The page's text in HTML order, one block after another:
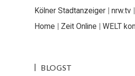
Kölner Stadtanzeiger | nrw.tv |
Home | Zeit Online | WELT
BLOGST